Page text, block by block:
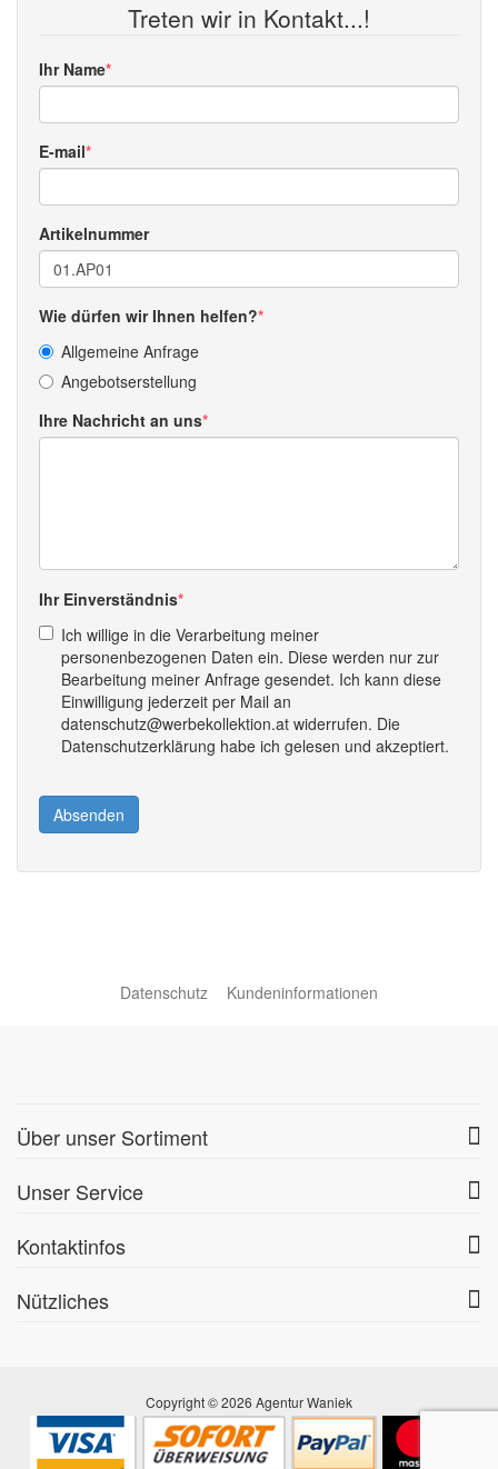
Treten wir in Kontakt...!
Ihr Name
E-mail
Artikelnummer
Wie dürfen wir Ihnen helfen?
Allgemeine Anfrage
Angebotserstellung
Ihre Nachricht an uns
Ihr Einverständnis
Ich willige in die Verarbeitung meiner
personenbezogenen Daten ein. Diese werden nur zur
Bearbeitung meiner Anfrage gesendet. Ich kann diese
Einwilligung jederzeit per Mail an
datenschutz@werbekollektion.at widerrufen. Die
Datenschutzerklärung habe ich gelesen und akzeptiert.
Absenden
Datenschutz Kundeninformationen
Über unser Sortiment
Unser Service
Kontaktinfos
Nützliches
Copyright © 2026 Agentur Waniek